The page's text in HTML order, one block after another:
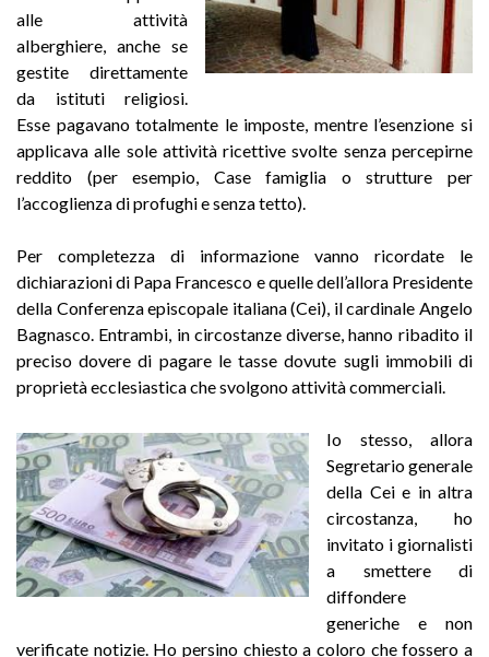
alle attività
alberghiere, anche se
gestite direttamente
da istituti religiosi.
Esse pagavano totalmente le imposte, mentre l’esenzione si
applicava alle sole attività ricettive svolte senza percepirne
reddito (per esempio, Case famiglia o strutture per
l’accoglienza di profughi e senza tetto).
Per completezza di informazione vanno ricordate le
dichiarazioni di Papa Francesco e quelle dell’allora Presidente
della Conferenza episcopale italiana (Cei), il cardinale Angelo
Bagnasco. Entrambi, in circostanze diverse, hanno ribadito il
preciso dovere di pagare le tasse dovute sugli immobili di
proprietà ecclesiastica che svolgono attività commerciali.
Io stesso, allora
Segretario generale
della Cei e in altra
circostanza, ho
invitato i giornalisti
a smettere di
diffondere
generiche e non
verificate notizie. Ho persino chiesto a coloro che fossero a